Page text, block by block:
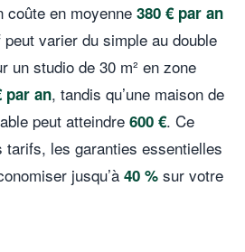
coûte en moyenne 380 € par an
varier du simple au double
un studio de 30 m² en zone
par an, tandis qu’une maison de
peut atteindre 600 €. Ce
tarifs, les garanties essentielles
jusqu’à 40 % sur votre